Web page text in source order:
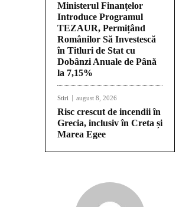
Ministerul Finanțelor
Introduce Programul
TEZAUR, Permițând
Românilor Să Investescă
în Titluri de Stat cu
Dobânzi Anuale de Până
la 7,15%
Stiri august 8, 2026
Risc crescut de incendii în
Grecia, inclusiv în Creta și
Marea Egee